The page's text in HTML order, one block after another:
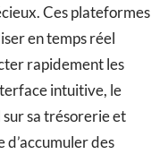
Ces plateformes
en temps réel
rapidement les
intuitive, le
sa trésorerie et
des